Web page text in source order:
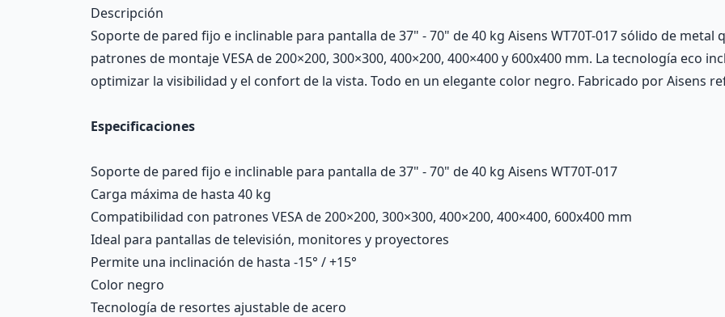
Descripción
Soporte de pared fijo e inclinable para pantalla de 37" - 70" de 40 kg Aisens WT70T-017 sólido de metal
patrones de montaje VESA de 200×200, 300×300, 400×200, 400×400 y 600x400 mm. La tecnología eco
optimizar la visibilidad y el confort de la vista. Todo en un elegante color negro. Fabricado por Aisens
Especificaciones
Soporte de pared fijo e inclinable para pantalla de 37" - 70" de 40 kg Aisens WT70T-017
Carga máxima de hasta 40 kg
Compatibilidad con patrones VESA de 200×200, 300×300, 400×200, 400×400, 600x400 mm
Ideal para pantallas de televisión, monitores y proyectores
Permite una inclinación de hasta -15° / +15°
Color negro
Tecnología de resortes ajustable de acero